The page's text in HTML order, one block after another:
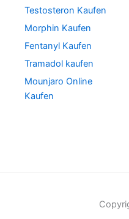
Testosteron Kaufen
Morphin Kaufen
Fentanyl Kaufen
Tramadol kaufen
Mounjaro Online
Kaufen